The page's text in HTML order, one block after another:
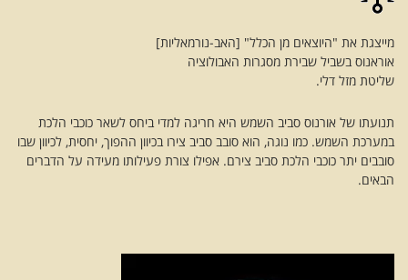
מייצגת את "היוצאים מן הכלל" [האב-נורמאליות]
אוראנוס בשביל שבירת מסגרות האבולוציה
שליטת מזל דלי.
תנועתו של אורנוס סביב השמש היא חריגה למדי ביחס לשאר כוכבי הלכת
במערכת השמש. כמו נוגה, הוא סובב סביב צירו בכיוון ההפוך, יחסית, לכיוון שבו
סובבים יתר כוכבי הלכת סביב צירם. אפילו צורת פעילותו מעידה על הדברים
הבאים.